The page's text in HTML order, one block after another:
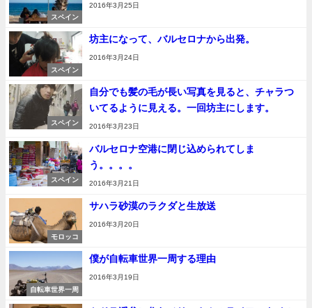
スペイン
2016年3月25日
スペイン
坊主になって、バルセロナから出発。
2016年3月24日
スペイン
自分でも髪の毛が長い写真を見ると、チャラつ
いてるように見える。一回坊主にします。
2016年3月23日
スペイン
バルセロナ空港に閉じ込められてしま
う。。。。
2016年3月21日
モロッコ
サハラ砂漠のラクダと生放送
2016年3月20日
自転車世界一周
僕が自転車世界一周する理由
2016年3月19日